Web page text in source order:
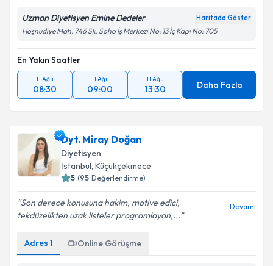
Uzman Diyetisyen Emine Dedeler Haritada Göster
Hoşnudiye Mah. 746 Sk. Soho İş Merkezi No: 13 İç Kapı No: 705
En Yakın Saatler
11 Ağu
08:30
11 Ağu
09:00
11 Ağu
13:30 Daha Fazla
Dyt. Miray Doğan
Diyetisyen
İstanbul, Küçükçekmece
5 (95 Değerlendirme)
Son derece konusuna hakim, motive edici,
tekdüzelikten uzak listeler programlayan,...
Devamı
Adres 1 Online Görüşme